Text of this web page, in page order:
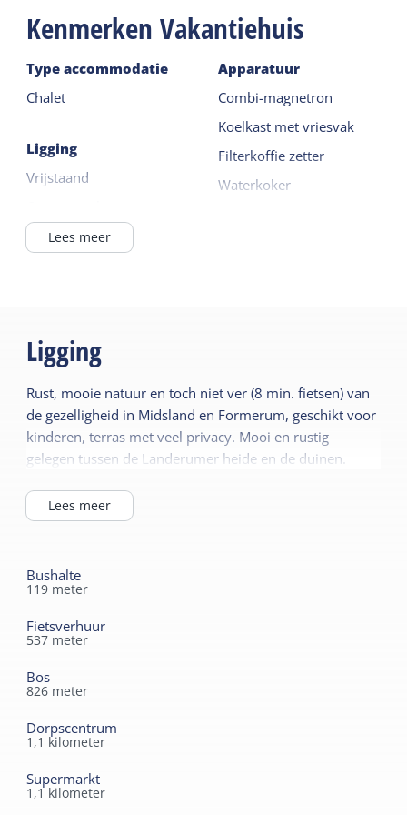
strandhout en twee comfortabele tuinstoelen. Een
fijne plek om na een dag strand, natuur of fietsen
op Terschelling van de rust te genieten.
Kenmerken Vakantiehuis
Type accommodatie
Chalet
Ligging
Vrijstaand
Buiten het dorp
Centrale verwarming
Rookvrij
Wifi privé
Sanitair
Toilet in badkamer
Apparatuur
Combi-magnetron
Koelkast met vriesvak
Filterkoffie zetter
Waterkoker
Gedeelde faciliteiten
Parkeerterrein
Speelveld
Lees meer
Ligging
Rust, mooie natuur en toch niet ver (8 min. fietsen) van
de gezelligheid in Midsland en Formerum, geschikt voor
kinderen, terras met veel privacy. Mooi en rustig
gelegen tussen de Landerumer heide en de duinen.
Lees meer
Bushalte
119 meter
Fietsverhuur
537 meter
Bos
826 meter
Dorpscentrum
1,1 kilometer
Supermarkt
1,1 kilometer